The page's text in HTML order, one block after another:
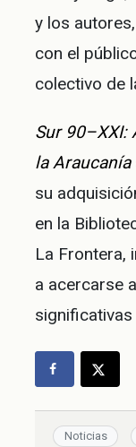
y los
con el
colectivo de
Sur 90–XXI:
la Araucanía
su
en la
La Frontera,
a acercarse
Noticias